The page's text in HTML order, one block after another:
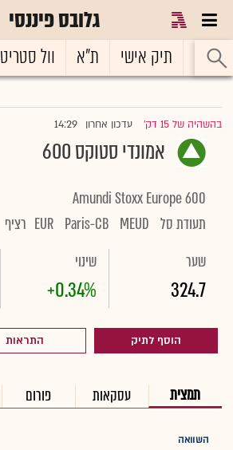
גלובס פיננסי
ראשי תיק אישי ת"א וול סטריט
בהשהיה של 15 דק' |עדכון אחרון 14:29
אמונדי סטוקס 600
Amundi Stoxx Europe 600
תעודת סל MEUD
Paris-CB
EUR רציף
שער
324.7
שינוי
+0.34%
הוסף לתיק התראות
תמצית עסקאות פורום
השוואה